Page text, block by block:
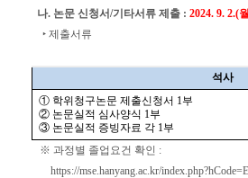
나. 논문 신청서/기타서류 제출 : 2024. 9. 2.(
‣ 제출서류
석사
① 학위청구논문 제출신청서 1부
② 논문실적 심사양식 1부
③ 논문실적 증빙자료 각 1부
※ 과정별 졸업요건 확인 :
https://mse.hanyang.ac.kr/